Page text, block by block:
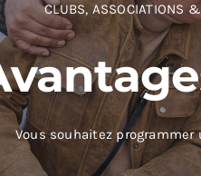
CLUBS, ASSOCIATIONS
Vous souhaitez programmer